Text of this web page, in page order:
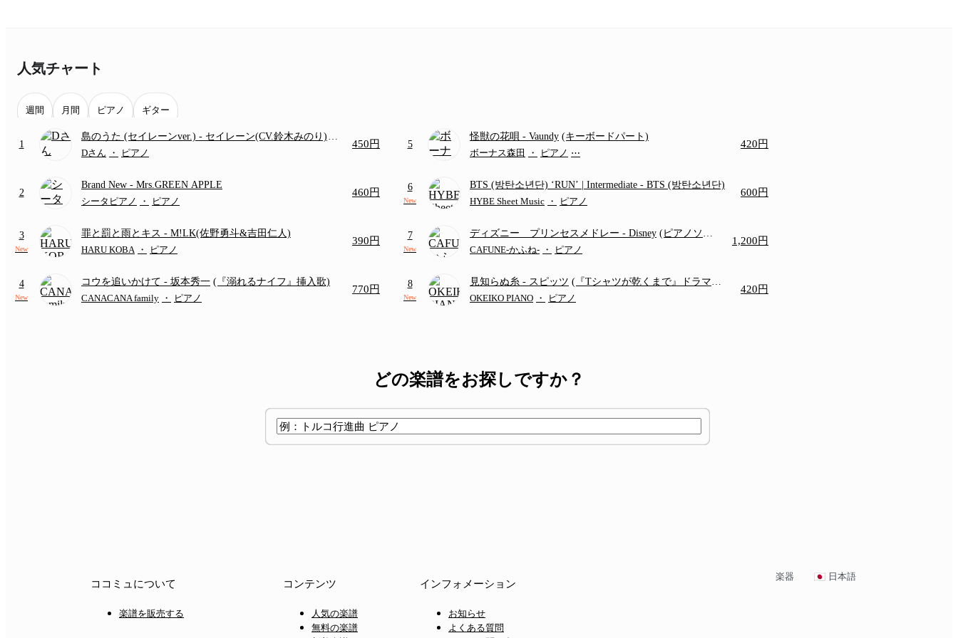
人気チャート
週間 月間 ピアノ ギター
1
島のうた (セイレーンver.) - セイレーン(CV.鈴木みのり)
(難易度:★★★★☆/歌詞・コード・ペダル付き/『映画ち
Dさん ・ ピアノ
450円
2
Brand New - Mrs.GREEN APPLE
シータピアノ
・ ピアノ
460円
3
New
罪と罰と雨とキス - M!LK(佐野勇斗&吉田仁人)
HARU KOBA
・ ピアノ
390円
4
New
コウを追いかけて - 坂本秀一 (『溺れるナイフ』挿入歌)
CANACANA family ・ ピアノ
770円
5
怪獣の花唄 - Vaundy (キーボードパート)
ボーナス森田
・ ピアノ ⋯
420円
6
New
BTS (방탄소년단) ‘RUN’ | Intermediate - BTS (방탄소년단)
HYBE Sheet Music ・ ピアノ
600円
7
New
ディズニー プリンセスメドレー - Disney (ピアノソロ/
ディズニー/Disney/メドレー/コード有)
CAFUNE-かふね- ・ ピアノ
1,200円
8
New
見知らぬ糸 - スピッツ (『Tシャツが乾くまで』ドラマ主
題歌)
OKEIKO PIANO ・ ピアノ
420円
どの楽譜をお探しですか？
ココミュについて
楽譜を販売する
コンテンツ
人気の楽譜
無料の楽譜
インフォメーション
お知らせ
よくある質問
楽器 日本語